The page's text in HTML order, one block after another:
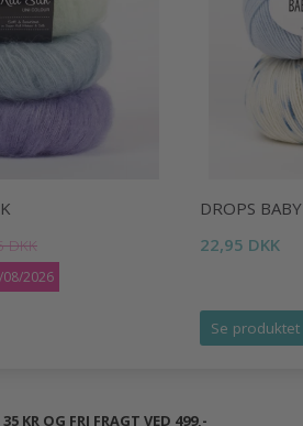
DKK
2026
DROPS
22,95 DKK
Se produktet
KR OG FRI FRAGT VED 499,-